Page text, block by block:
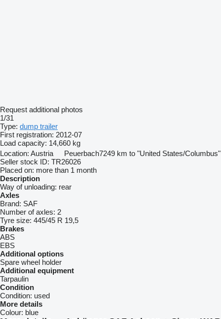
Request additional photos
1/31
Type: dump trailer
First registration: 2012-07
Load capacity: 14,660 kg
Location: Austria Peuerbach7249 km to "United States/Columbus"
Seller stock ID: TR26026
Placed on: more than 1 month
Description
Way of unloading: rear
Axles
Brand: SAF
Number of axles: 2
Tyre size: 445/45 R 19,5
Brakes
ABS
EBS
Additional options
Spare wheel holder
Additional equipment
Tarpaulin
Condition
Condition: used
More details
Colour: blue